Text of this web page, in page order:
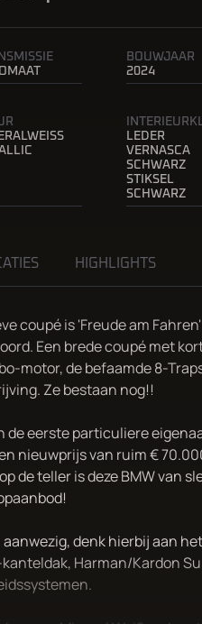
BOUWJAAR
2024
LEDER
VERNASCA
SCHWARZ
STIKSEL
SCHWARZ
HIGHLIGHTS
coupé is 'Freude am
Een brede coupé met
motor, de befaamde 8-
Ze bestaan nog!!
de eerste particuliere
nieuwprijs van ruim €
de teller is deze BMW van
denk hierbij aan
Harman/Kardon